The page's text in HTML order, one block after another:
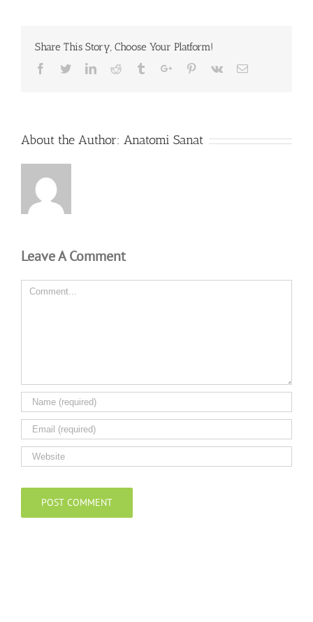
Share This Story, Choose Your Platform!
Facebook
TwitterLinkedinReddit TumblrGoogle+Pinterest
Vk Email
About the Author: Anatomi Sanat
Leave A Comment
Comment